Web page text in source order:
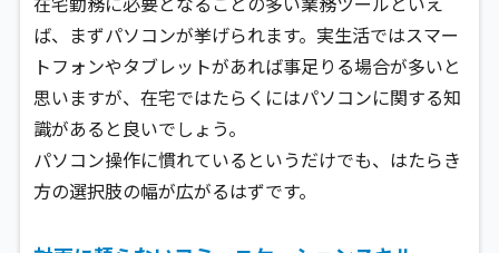
ば、まずパソコンが挙げられます。実生活ではスマー
トフォンやタブレットがあれば事足りる場合が多いと
思いますが、在宅ではたらくにはパソコンに関する知
識があると良いでしょう。
パソコン操作に慣れているというだけでも、はたらき
方の選択肢の幅が広がるはずです。